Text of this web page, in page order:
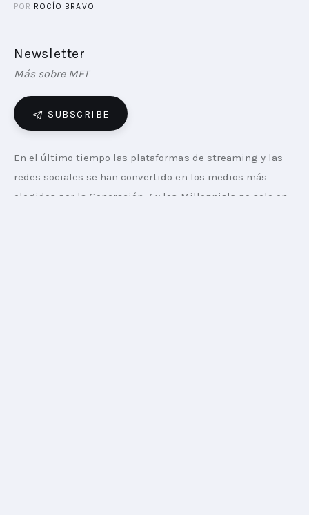
POR ROCÍO BRAVO
Newsletter
Más sobre MFT
SUBSCRIBE
En el último tiempo las plataformas de streaming y las
redes sociales se han convertido en los medios más
elegidos por la Generación Z y los Millennials no solo en